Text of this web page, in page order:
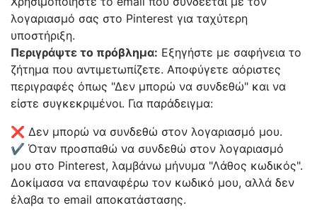
λογαριασμό σας στο Pinterest για ταχύτερη
υποστήριξη.
Περιγράψτε το πρόβλημα: Εξηγήστε με σαφήνεια το
ζήτημα που αντιμετωπίζετε. Αποφύγετε αόριστες
περιγραφές όπως "Δεν μπορώ να συνδεθώ" και να
είστε συγκεκριμένοι. Για παράδειγμα:
❌ Δεν μπορώ να συνδεθώ στον λογαριασμό μου.
✔ Όταν προσπαθώ να συνδεθώ στον λογαριασμό
μου στο Pinterest, λαμβάνω μήνυμα "Λάθος κωδικός".
Δοκίμασα να επαναφέρω τον κωδικό μου, αλλά δεν
έλαβα το email αποκατάστασης.